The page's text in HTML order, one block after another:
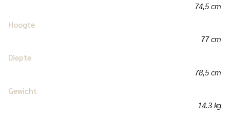
74,5 cm
Hoogte
77 cm
Diepte
78,5 cm
Gewicht
14.3 kg